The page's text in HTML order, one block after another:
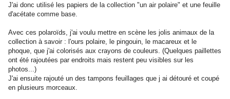
J'ai donc utilisé les papiers de la collection "un air polaire" et une feuille
d'acétate comme base.
Avec ces polaroïds, j'ai voulu mettre en scène les jolis animaux de la
collection à savoir : l'ours polaire, le pingouin, le macareux et le
phoque, que j'ai colorisés aux crayons de couleurs. (Quelques paillettes
ont été rajoutées par endroits mais restent peu visibles sur les
photos...)
J'ai ensuite rajouté un des tampons feuillages que j ai détouré et coupé
en plusieurs morceaux.